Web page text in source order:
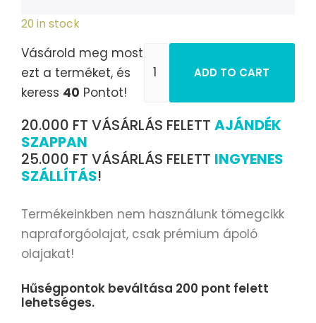
20 in stock
Vásárold meg most
ezt a terméket, és
keress 40 Pontot!
ADD TO CART
20.000 FT VÁSÁRLÁS FELETT AJÁNDÉK
SZAPPAN
25.000 FT VÁSÁRLÁS FELETT INGYENES
SZÁLLÍTÁS!
Termékeinkben nem használunk tömegcikk
napraforgóolajat, csak prémium ápoló
olajakat!
Hűségpontok beváltása 200 pont felett
lehetséges.